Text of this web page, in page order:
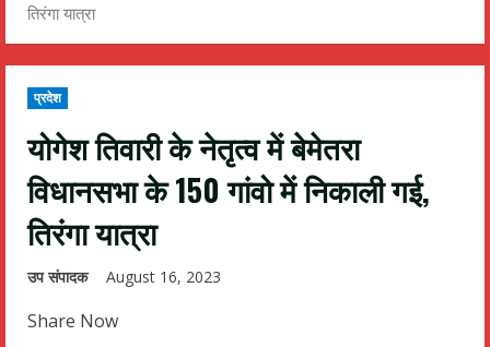
तिरंगा यात्रा
प्रदेश
योगेश तिवारी के नेतृत्व में बेमेतरा
विधानसभा के 150 गांवो में निकाली गई,
तिरंगा यात्रा
उप संपादक August 16, 2023
Share Now